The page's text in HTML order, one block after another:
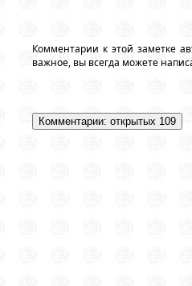
Комментарии к этой заметке
важное, вы всегда можете